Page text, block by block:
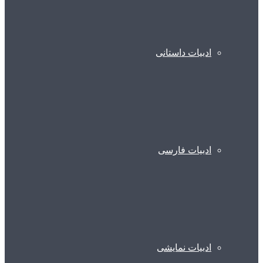
ادبیات داستانی
ادبیات فارسی
ادبیات نمایشی